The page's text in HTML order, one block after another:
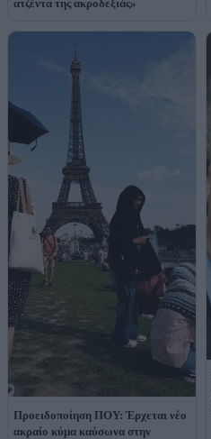
ατζέντα της ακροδεξιάς»
Προειδοποίηση ΠΟΥ: Έρχεται νέο
ακραίο κύμα καύσωνα στην